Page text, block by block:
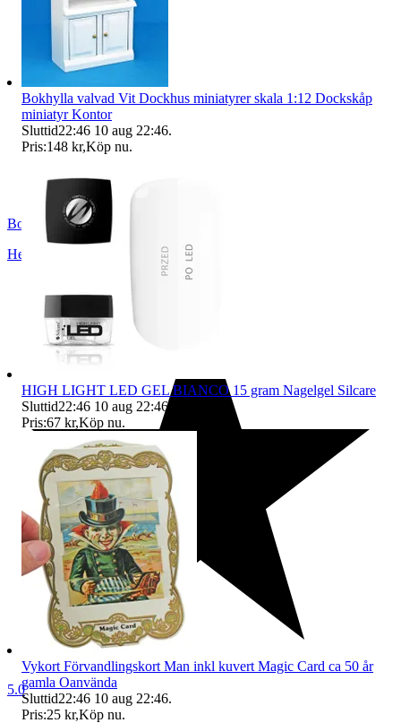
BoutiqueNo9
Helsingborg
5.0
Bokhylla valvad Vit Dockhus miniatyrer skala 1:12 Dockskåp
miniatyr Kontor
Sluttid22:46 10 aug 22:46.
Pris:148 kr,Köp nu.
HIGH LIGHT LED GEL BIANCO 15 gram Nagelgel Silcare
Sluttid22:46 10 aug 22:46.
Pris:67 kr,Köp nu.
Vykort Förvandlingskort Man inkl kuvert Magic Card ca 50 år
gamla Oanvända
Sluttid22:46 10 aug 22:46.
Pris:25 kr,Köp nu.